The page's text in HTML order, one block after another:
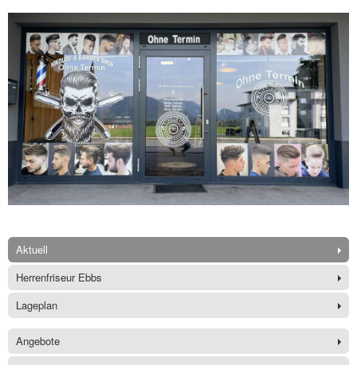
Aktuell
Herrenfriseur Ebbs
Lageplan
Angebote